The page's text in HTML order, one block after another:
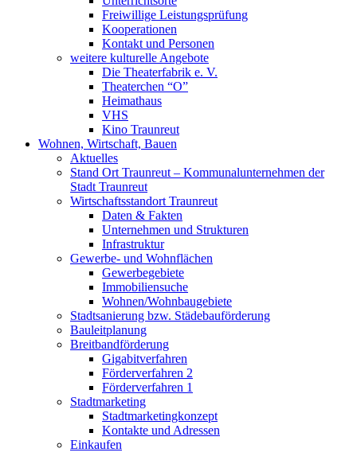
Freiwillige Leistungsprüfung
Kooperationen
Kontakt und Personen
weitere kulturelle Angebote
Die Theaterfabrik e. V.
Theaterchen “O”
Heimathaus
VHS
Kino Traunreut
Wohnen, Wirtschaft, Bauen
Aktuelles
Stand Ort Traunreut – Kommunalunternehmen der
Stadt Traunreut
Wirtschaftsstandort Traunreut
Daten & Fakten
Unternehmen und Strukturen
Infrastruktur
Gewerbe- und Wohnflächen
Gewerbegebiete
Immobiliensuche
Wohnen/Wohnbaugebiete
Stadtsanierung bzw. Städebauförderung
Bauleitplanung
Breitbandförderung
Gigabitverfahren
Förderverfahren 2
Förderverfahren 1
Stadtmarketing
Stadtmarketingkonzept
Kontakte und Adressen
Einkaufen